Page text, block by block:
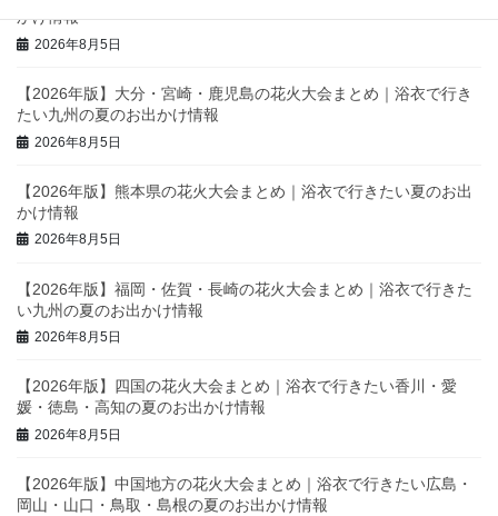
かけ情報
2026年8月5日
【2026年版】大分・宮崎・鹿児島の花火大会まとめ｜浴衣で行き
たい九州の夏のお出かけ情報
2026年8月5日
【2026年版】熊本県の花火大会まとめ｜浴衣で行きたい夏のお出
かけ情報
2026年8月5日
【2026年版】福岡・佐賀・長崎の花火大会まとめ｜浴衣で行きた
い九州の夏のお出かけ情報
2026年8月5日
【2026年版】四国の花火大会まとめ｜浴衣で行きたい香川・愛
媛・徳島・高知の夏のお出かけ情報
2026年8月5日
【2026年版】中国地方の花火大会まとめ｜浴衣で行きたい広島・
岡山・山口・鳥取・島根の夏のお出かけ情報